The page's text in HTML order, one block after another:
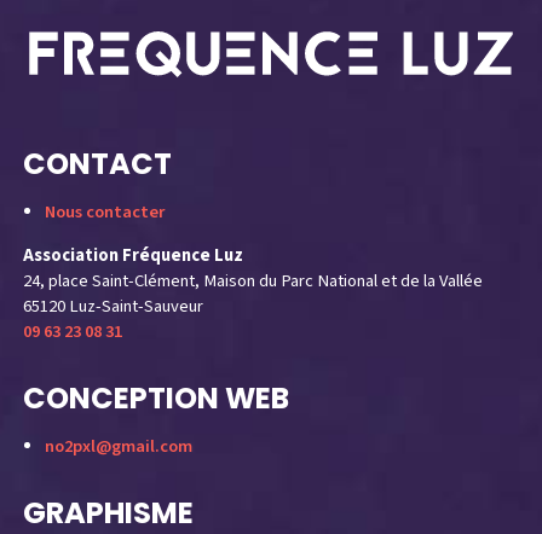
CONTACT
Nous contacter
Association Fréquence Luz
24, place Saint-Clément, Maison du Parc National et de la Vallée
65120 Luz-Saint-Sauveur
09 63 23 08 31
CONCEPTION WEB
no2pxl@gmail.com
GRAPHISME